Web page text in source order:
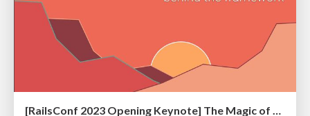
[RailsConf 2023 Opening Keynote] The Magic of Rails